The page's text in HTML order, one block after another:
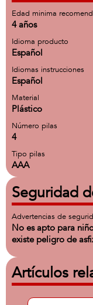
Edad minima
4 años
Idioma producto
Español
Idiomas instrucciones
Español
Material
Plástico
Número pilas
4
Tipo pilas
AAA
Seguridad
Advertencias de
No es apto para
existe peligro de
Artículos